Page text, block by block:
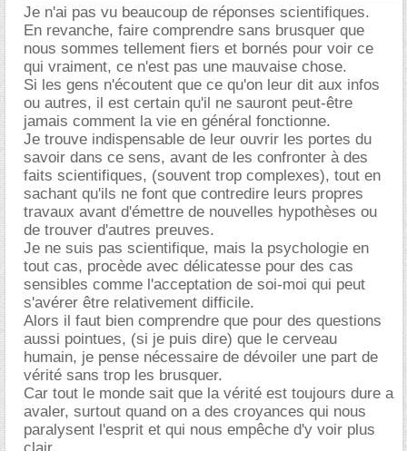
Je n'ai pas vu beaucoup de réponses scientifiques.
En revanche, faire comprendre sans brusquer que
nous sommes tellement fiers et bornés pour voir ce
qui vraiment, ce n'est pas une mauvaise chose.
Si les gens n'écoutent que ce qu'on leur dit aux infos
ou autres, il est certain qu'il ne sauront peut-être
jamais comment la vie en général fonctionne.
Je trouve indispensable de leur ouvrir les portes du
savoir dans ce sens, avant de les confronter à des
faits scientifiques, (souvent trop complexes), tout en
sachant qu'ils ne font que contredire leurs propres
travaux avant d'émettre de nouvelles hypothèses ou
de trouver d'autres preuves.
Je ne suis pas scientifique, mais la psychologie en
tout cas, procède avec délicatesse pour des cas
sensibles comme l'acceptation de soi-moi qui peut
s'avérer être relativement difficile.
Alors il faut bien comprendre que pour des questions
aussi pointues, (si je puis dire) que le cerveau
humain, je pense nécessaire de dévoiler une part de
vérité sans trop les brusquer.
Car tout le monde sait que la vérité est toujours dure a
avaler, surtout quand on a des croyances qui nous
paralysent l'esprit et qui nous empêche d'y voir plus